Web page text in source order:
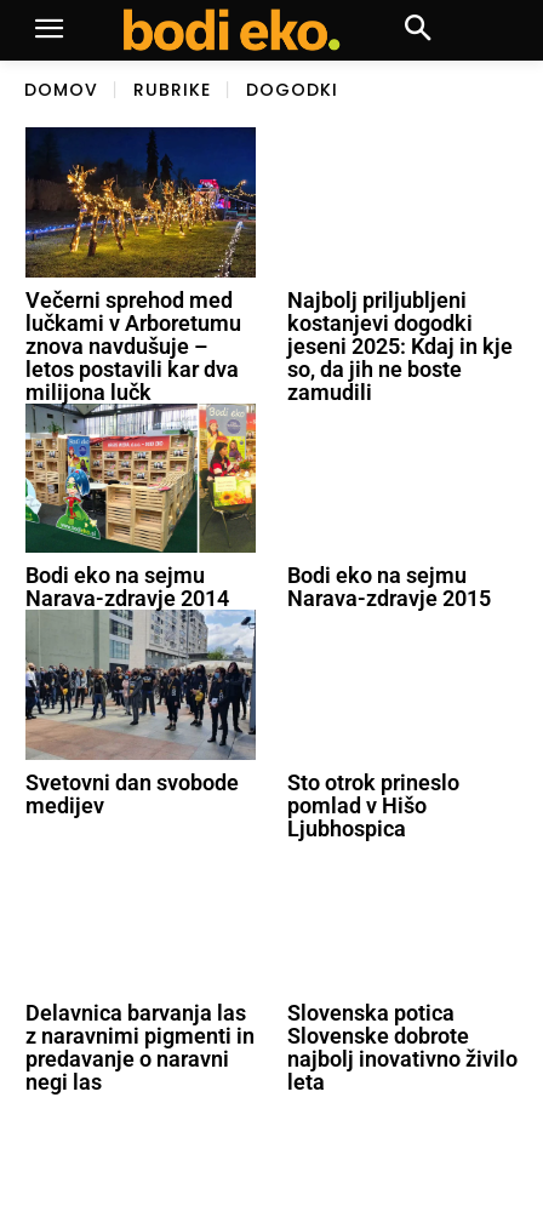
DOMOV RUBRIKE DOGODKI
Večerni sprehod med
lučkami v Arboretumu
znova navdušuje –
letos postavili kar dva
milijona lučk
Najbolj priljubljeni
kostanjevi dogodki
jeseni 2025: Kdaj in kje
so, da jih ne boste
zamudili
Bodi eko na sejmu
Narava-zdravje 2014
Bodi eko na sejmu
Narava-zdravje 2015
Svetovni dan svobode
medijev
Sto otrok prineslo
pomlad v Hišo
Ljubhospica
Delavnica barvanja las
z naravnimi pigmenti in
predavanje o naravni
negi las
Slovenska potica
Slovenske dobrote
najbolj inovativno živilo
leta